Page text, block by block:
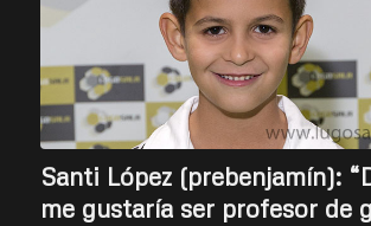
Santi López (prebenjamín):
me gustaría ser profesor de